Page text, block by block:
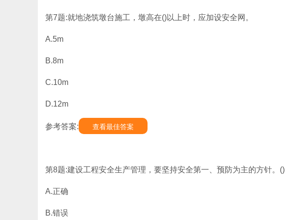
第7题:就地浇筑墩台施工，墩高在()以上时，应加设安全网。
A.5m
B.8m
C.10m
D.12m
参考答案: 查看最佳答案
第8题:建设工程安全生产管理，要坚持安全第一、预防为主的方针。()
A.正确
B.错误